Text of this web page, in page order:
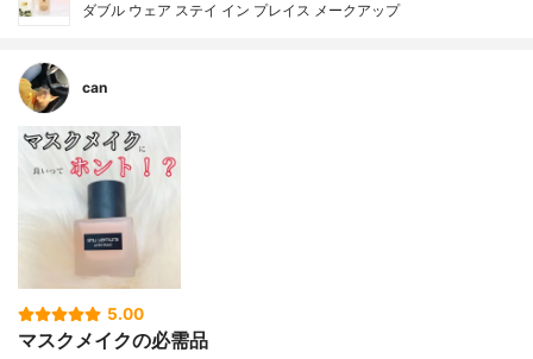
ダブル ウェア ステイ イン プレイス メークアップ
can
5.00
マスクメイクの必需品